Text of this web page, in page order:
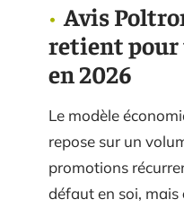
Avis
retient pour
en 2026
Le modèle
repose sur un
promotions
défaut en soi, mais